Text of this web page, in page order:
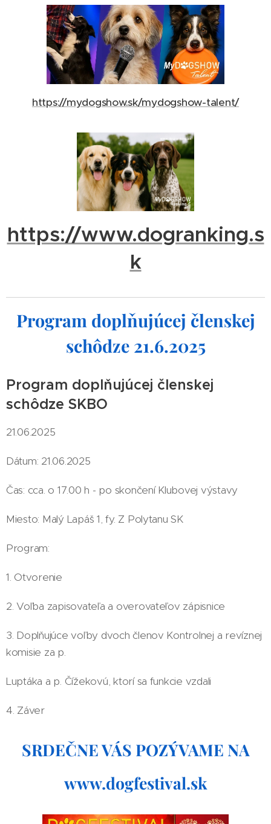
https://mydogshow.sk/mydogshow-talent/
https://www.dogranking.s
k
Program doplňujúcej členskej
schôdze 21.6.2025
Program doplňujúcej členskej
schôdze SKBO
21.06.2025
Dátum: 21.06.2025
Čas: cca. o 17.00 h - po skončení Klubovej výstavy
Miesto: Malý Lapáš 1, fy. Z Polytanu SK
Program:
1. Otvorenie
2. Voľba zapisovateľa a overovateľov zápisnice
3. Doplňujúce voľby dvoch členov Kontrolnej a revíznej
komisie za p.
Luptáka a p. Čížekovú, ktorí sa funkcie vzdali
4. Záver
SRDEČNE VÁS POZÝVAME NA
www.dogfestival.sk